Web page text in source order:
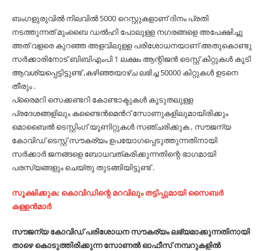
ബംഗളുരുവിൽ നിലവിൽ 5000 റെസ്റ്റുകളാണ് ദിനം പ്രതി
നടത്തുന്നത് മുംബൈ ഡൽഹി പോലുള്ള നഗരങ്ങളെ അപേക്ഷിച്ചു
അത് വളരെ കുറഞ്ഞ അളവിലുള്ള പരിശോധനയാണ് അതുകൊണ്ടു
സർക്കാരിനോട് ബിബിഎംപി 1 ലക്ഷം ആന്റിജൻ ടെസ്റ്റ് കിറ്റുകൾ കൂടി
ആവശ്യപ്പെട്ടിട്ടുണ്ട് ,കഴിഞ്ഞയാഴ്ച ലഭിച്ച 50000 കിറ്റുകൾ ഉടനെ
തീരും .
പ്രൈമറി സെക്കണ്ടറി കോണ്ടാക്ടുകൾ കൂടുതലുള്ള
പ്രദേശങ്ങളിലും കണ്ടൈൻമെൻറ് സോണുകളിലുമായിരിക്കും
മൊബൈൽ ടെസ്റ്റിംഗ് യൂണിറ്റുകൾ സഞ്ചരിക്കുക , സൗജന്യ
കോവിഡ് ടെസ്റ്റ് സൗകര്യം ഉപയോഗപ്പെടുത്തുന്നതിനായി
സർക്കാർ ജനങ്ങളെ ബോധവത്കരിക്കുന്നതിന്റെ ഭാഗമായി
പരസ്യങ്ങളും ചെയ്തു തുടങ്ങിയിട്ടുണ്ട് .
സൂക്ഷിക്കുക: കൊവിഡിന്റെ മറവിലും തട്ടിപ്പുമായി സൈബര്‍
കള്ളന്‍മാര്‍
സൗജന്യ കോവിഡ് പരിശോധന സൗകര്യം ലഭ്യമാക്കുന്നതിനായി
താഴെ കൊടുത്തിരിക്കുന്ന സോണൽ ഓഫീസ് നമ്പറുകളിൽ